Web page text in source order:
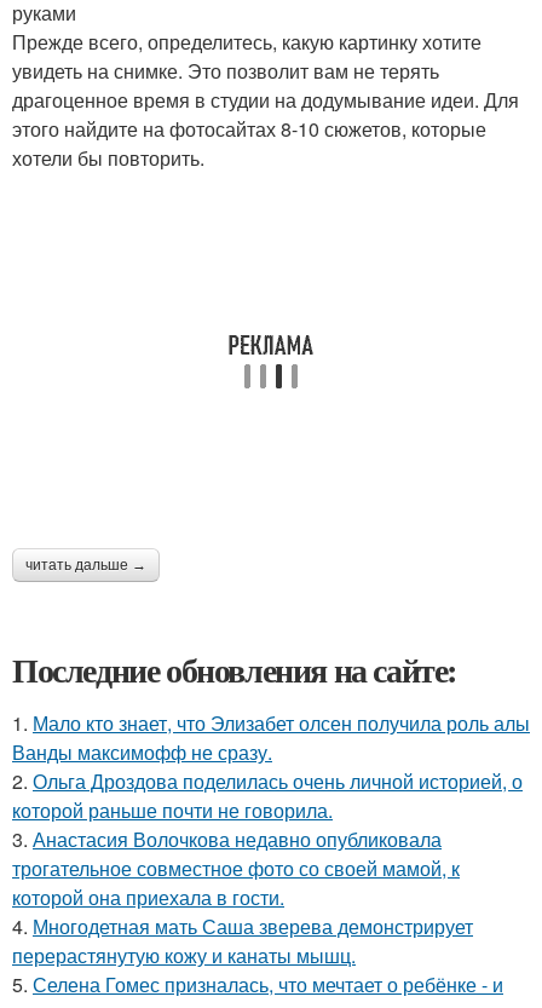
руками
Прежде всего, определитесь, какую картинку хотите
увидеть на снимке. Это позволит вам не терять
драгоценное время в студии на додумывание идеи. Для
этого найдите на фотосайтах 8-10 сюжетов, которые
хотели бы повторить.
читать дальше →
Последние обновления на сайте:
1. Мало кто знает, что Элизабет олсен получила роль алы
Ванды максимофф не сразу.
2. Ольга Дроздова поделилась очень личной историей, о
которой раньше почти не говорила.
3. Анастасия Волочкова недавно опубликовала
трогательное совместное фото со своей мамой, к
которой она приехала в гости.
4. Многодетная мать Саша зверева демонстрирует
перерастянутую кожу и канаты мышц.
5. Селена Гомес призналась, что мечтает о ребёнке - и